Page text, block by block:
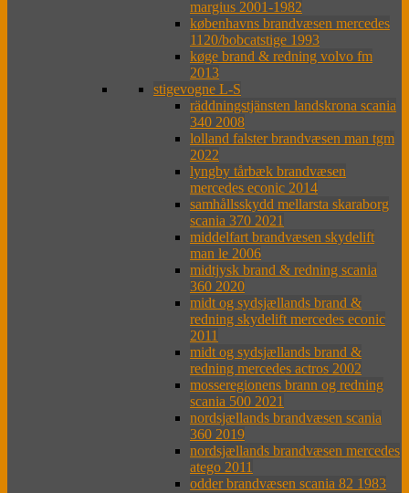
margius 2001-1982
københavns brandvæsen mercedes
1120/bobcatstige 1993
køge brand & redning volvo fm
2013
stigevogne L-S
räddningstjänsten landskrona scania
340 2008
lolland falster brandvæsen man tgm
2022
lyngby tårbæk brandvæsen
mercedes econic 2014
samhållsskydd mellarsta skaraborg
scania 370 2021
middelfart brandvæsen skydelift
man le 2006
midtjysk brand & redning scania
360 2020
midt og sydsjællands brand &
redning skydelift mercedes econic
2011
midt og sydsjællands brand &
redning mercedes actros 2002
mosseregionens brann og redning
scania 500 2021
nordsjællands brandvæsen scania
360 2019
nordsjællands brandvæsen mercedes
atego 2011
odder brandvæsen scania 82 1983